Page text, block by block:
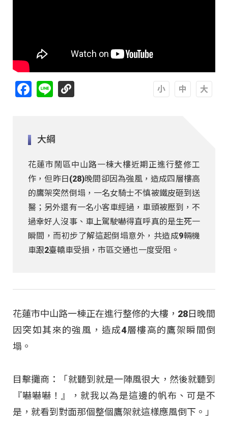
Facebook
Line
大綱
花蓮市鬧區中山路一棟大樓近期正進行整修工
作，但昨日(28)晚間卻因為強風，造成四層樓高
的鷹架突然倒塌，一名女騎士不慎被鐵皮砸到送
醫；另外還有一名小客車經過，車頭被壓到，不
過幸好人沒事、車上駕駛嚇得直呼真的是生死一
瞬間，而初步了解這起倒塌意外，共造成9輛機
車跟2臺轎車受損，市區交通也一度受阻。
花蓮市中山路一棟正在進行整修的大樓，28日晚間
因突如其來的強風，造成4層樓高的鷹架瞬間倒
塌。
目擊攤商：「就聽到就是一陣風很大，然後就聽到
『嚇嚇嚇！』，就我以為是這邊的帆布、可是不
是，就看到對面那個整個鷹架就這樣應風倒下。」